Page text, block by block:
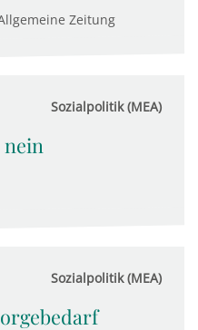
Zeitung
Sozialpolitik (MEA)
Sozialpolitik (MEA)